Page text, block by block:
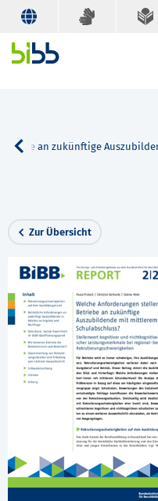
an zukünftige
Zur Übersicht